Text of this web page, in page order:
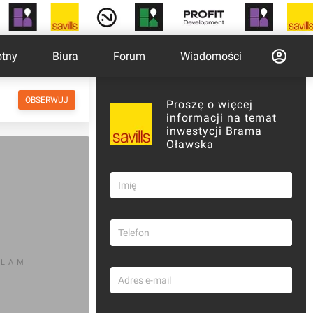
Biura Forum Wiadomości
OBSERWUJ
Proszę o więcej
informacji na temat
inwestycji Brama
Oławska